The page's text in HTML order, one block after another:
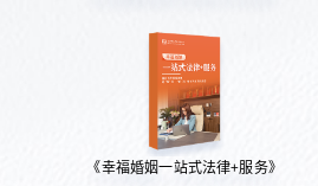
《幸福婚姻一站式法律+服务》